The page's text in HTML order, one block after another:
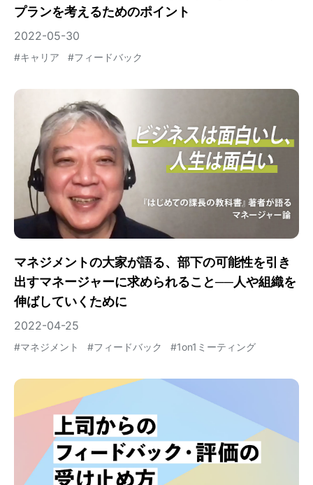
プランを考えるためのポイント
2022-05-30
#キャリア #フィードバック
マネジメントの大家が語る、部下の可能性を引き
出すマネージャーに求められること──人や組織を
伸ばしていくために
2022-04-25
#マネジメント #フィードバック #1on1ミーティング